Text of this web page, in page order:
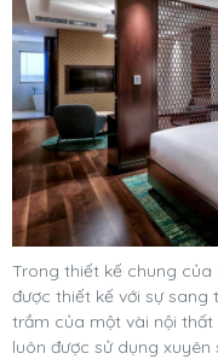
Trong thiết kế chung
được thiết kế với sự
trầm của một vài nội
luôn được sử dụng